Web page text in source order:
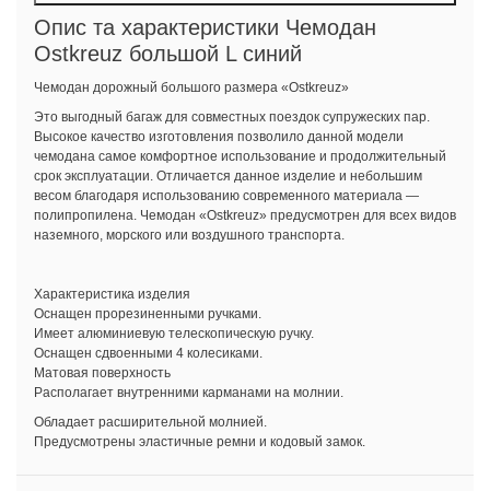
Опис та характеристики Чемодан
Ostkreuz большой L синий
Чемодан дорожный большого размера «Ostkreuz»
Это выгодный багаж для совместных поездок супружеских пар.
Высокое качество изготовления позволило данной модели
чемодана самое комфортное использование и продолжительный
срок эксплуатации. Отличается данное изделие и небольшим
весом благодаря использованию современного материала —
полипропилена. Чемодан «Ostkreuz» предусмотрен для всех видов
наземного, морского или воздушного транспорта.
Характеристика изделия
Оснащен прорезиненными ручками.
Имеет алюминиевую телескопическую ручку.
Оснащен сдвоенными 4 колесиками.
Матовая поверхность
Располагает внутренними карманами на молнии.
Обладает расширительной молнией.
Предусмотрены эластичные ремни и кодовый замок.